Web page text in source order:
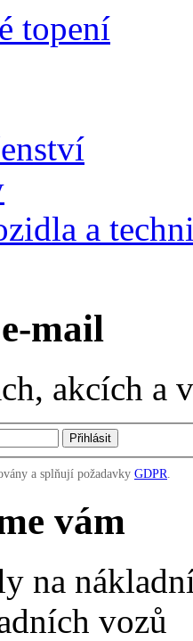
topení
a
mail
akcích
a splňují požadavky GDPR.
vám
na
vozů